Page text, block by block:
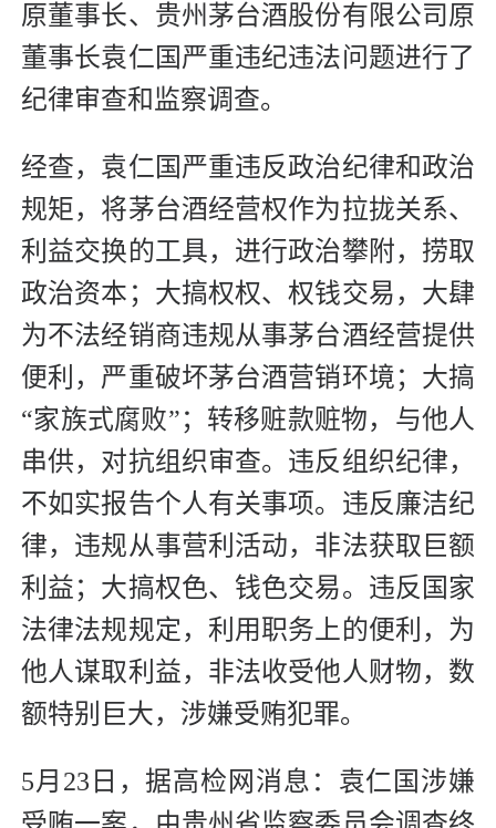
原董事长、贵州茅台酒股份有限公司原
董事长袁仁国严重违纪违法问题进行了
纪律审查和监察调查。
经查，袁仁国严重违反政治纪律和政治
规矩，将茅台酒经营权作为拉拢关系、
利益交换的工具，进行政治攀附，捞取
政治资本；大搞权权、权钱交易，大肆
为不法经销商违规从事茅台酒经营提供
便利，严重破坏茅台酒营销环境；大搞
“家族式腐败”；转移赃款赃物，与他人
串供，对抗组织审查。违反组织纪律，
不如实报告个人有关事项。违反廉洁纪
律，违规从事营利活动，非法获取巨额
利益；大搞权色、钱色交易。违反国家
法律法规规定，利用职务上的便利，为
他人谋取利益，非法收受他人财物，数
额特别巨大，涉嫌受贿犯罪。
5月23日，据高检网消息：袁仁国涉嫌